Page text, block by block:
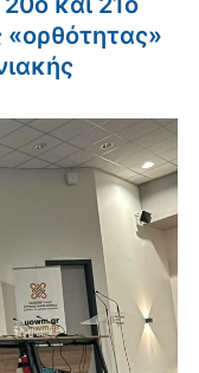
«ορθότητας»